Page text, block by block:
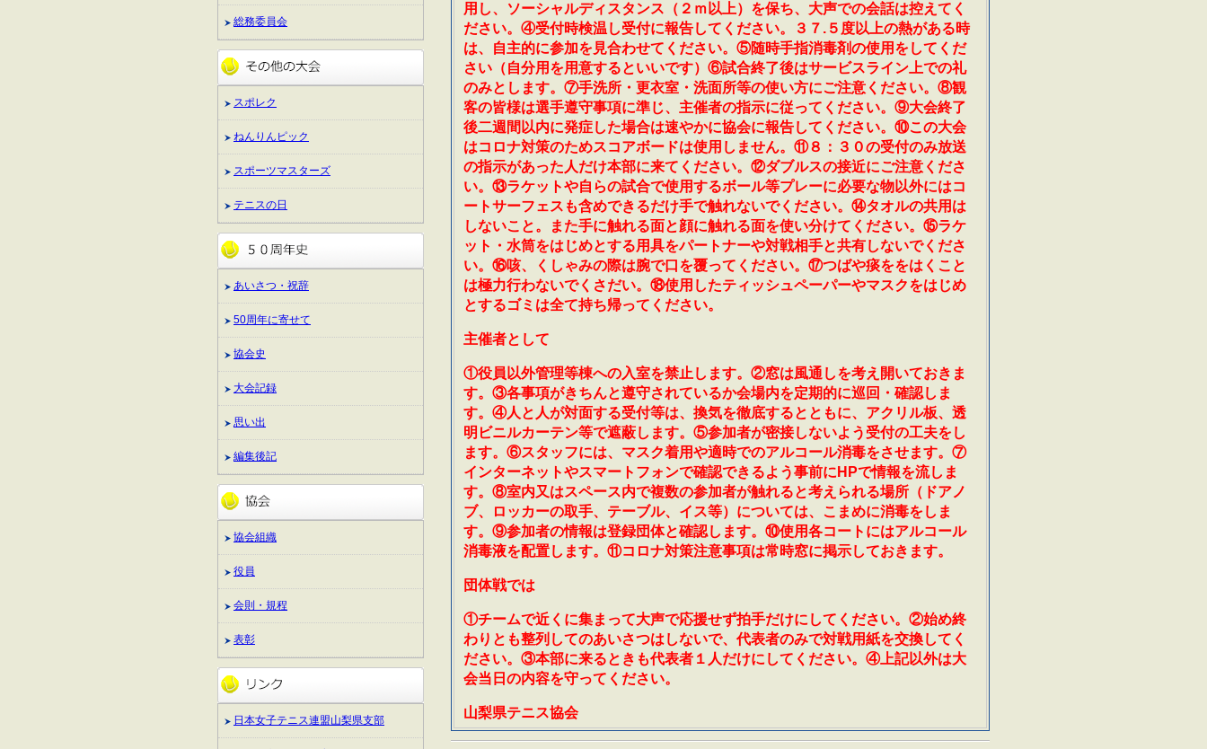
用し、ソーシャルディスタンス（２ｍ以上）を保ち、大声での会話は控えてく
ださい。④受付時検温し受付に報告してください。３７.５度以上の熱がある時
は、自主的に参加を見合わせてください。⑤随時手指消毒剤の使用をしてくだ
さい（自分用を用意するといいです）⑥試合終了後はサービスライン上での礼
のみとします。⑦手洗所・更衣室・洗面所等の使い方にご注意ください。⑧観
客の皆様は選手遵守事項に準じ、主催者の指示に従ってください。⑨大会終了
後二週間以内に発症した場合は速やかに協会に報告してください。⑩この大会
はコロナ対策のためスコアボードは使用しません。⑪８：３０の受付のみ放送
の指示があった人だけ本部に来てください。⑫ダブルスの接近にご注意くださ
い。⑬ラケットや自らの試合で使用するボール等プレーに必要な物以外にはコ
ートサーフェスも含めできるだけ手で触れないでください。⑭タオルの共用は
しないこと。また手に触れる面と顔に触れる面を使い分けてください。⑮ラケ
ット・水筒をはじめとする用具をパートナーや対戦相手と共有しないでくださ
い。⑯咳、くしゃみの際は腕で口を覆ってください。⑰つばや痰ををはくこと
は極力行わないでくさだい。⑱使用したティッシュペーパーやマスクをはじめ
とするゴミは全て持ち帰ってください。
主催者として
①役員以外管理等棟への入室を禁止します。②窓は風通しを考え開いておきま
す。③各事項がきちんと遵守されているか会場内を定期的に巡回・確認しま
す。④人と人が対面する受付等は、換気を徹底するとともに、アクリル板、透
明ビニルカーテン等で遮蔽します。⑤参加者が密接しないよう受付の工夫をし
ます。⑥スタッフには、マスク着用や適時でのアルコール消毒をさせます。⑦
インターネットやスマートフォンで確認できるよう事前にHPで情報を流しま
す。⑧室内又はスペース内で複数の参加者が触れると考えられる場所（ドアノ
ブ、ロッカーの取手、テーブル、イス等）については、こまめに消毒をしま
す。⑨参加者の情報は登録団体と確認します。⑩使用各コートにはアルコール
消毒液を配置します。⑪コロナ対策注意事項は常時窓に掲示しておきます。
団体戦では
①チームで近くに集まって大声で応援せず拍手だけにしてください。②始め終
わりとも整列してのあいさつはしないで、代表者のみで対戦用紙を交換してく
ださい。③本部に来るときも代表者１人だけにしてください。④上記以外は大
会当日の内容を守ってください。
山梨県テニス協会
総務委員会
スポレク
ねんりんピック
スポーツマスターズ
テニスの日
あいさつ・祝辞
50周年に寄せて
協会史
大会記録
思い出
編集後記
協会組織
役員
会則・規程
表彰
日本女子テニス連盟山梨県支部